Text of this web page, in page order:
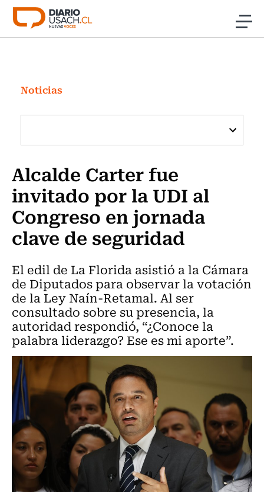
Click acá para ir directamente al contenido
Investigación
Cultura
Programas Radio y TV Usach
Noticias
Alcalde Carter fue
invitado por la UDI al
Congreso en jornada
clave de seguridad
El edil de La Florida asistió a la Cámara
de Diputados para observar la votación
de la Ley Naín-Retamal. Al ser
consultado sobre su presencia, la
autoridad respondió, “¿Conoce la
palabra liderazgo? Ese es mi aporte”.